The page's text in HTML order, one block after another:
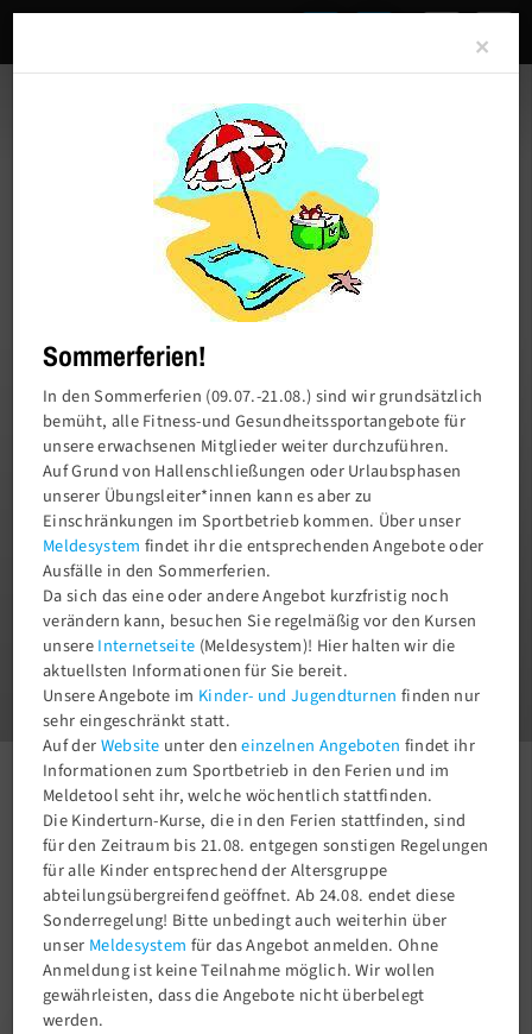
Charlottenburger Turn- und Sportverein von
1858 e.V.
1 3
Aktuelles Newsroom 💪 Rückenfit am Dienstag – jetzt anmelden!
×
Sommerferien!
In den Sommerferien (09.07.-21.08.) sind wir grundsätzlich
bemüht, alle Fitness-und Gesundheitssportangebote für
unsere erwachsenen Mitglieder weiter durchzuführen.
Auf Grund von Hallenschließungen oder Urlaubsphasen
unserer Übungsleiter*innen kann es aber zu
Einschränkungen im Sportbetrieb kommen. Über unser
Meldesystem findet ihr die entsprechenden Angebote oder
Ausfälle in den Sommerferien.
Da sich das eine oder andere Angebot kurzfristig noch
verändern kann, besuchen Sie regelmäßig vor den Kursen
unsereInternetseite (Meldesystem)! Hier halten wir die
aktuellsten Informationen für Sie bereit.
Unsere Angebote im Kinder- und Jugendturnen finden nur
sehr eingeschränkt statt.
Auf derWebsite unter deneinzelnen Angeboten findet ihr
Informationen zum Sportbetrieb in den Ferien und im
Meldetool seht ihr, welche wöchentlich stattfinden.
Die Kinderturn-Kurse, die in den Ferien stattfinden, sind
für den Zeitraum bis 21.08. entgegen sonstigen Regelungen
für alle Kinder entsprechend der Altersgruppe
abteilungsübergreifend geöffnet. Ab 24.08. endet diese
Sonderregelung! Bitte unbedingt auch weiterhin über
unser Meldesystem für das Angebot anmelden. Ohne
Anmeldung ist keine Teilnahme möglich. Wir wollen
gewährleisten, dass die Angebote nicht überbelegt
werden.